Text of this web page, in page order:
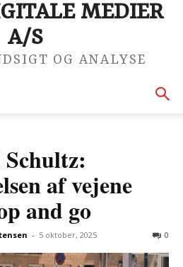
MEDIER
A/S
OG ANALYSE
Schultz:
af vejene
and go
- 5 oktober, 2025 0